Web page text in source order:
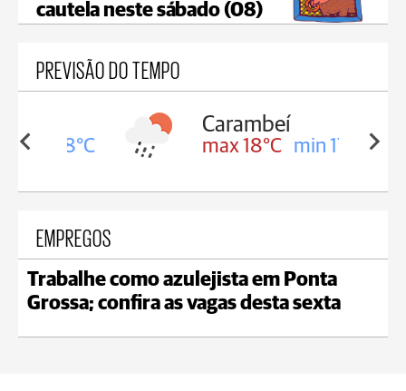
cautela neste sábado (08)
PREVISÃO DO TEMPO
18°C
Carambeí
max 18°C min 17°C
EMPREGOS
Trabalhe como azulejista em Ponta
Grossa; confira as vagas desta sexta